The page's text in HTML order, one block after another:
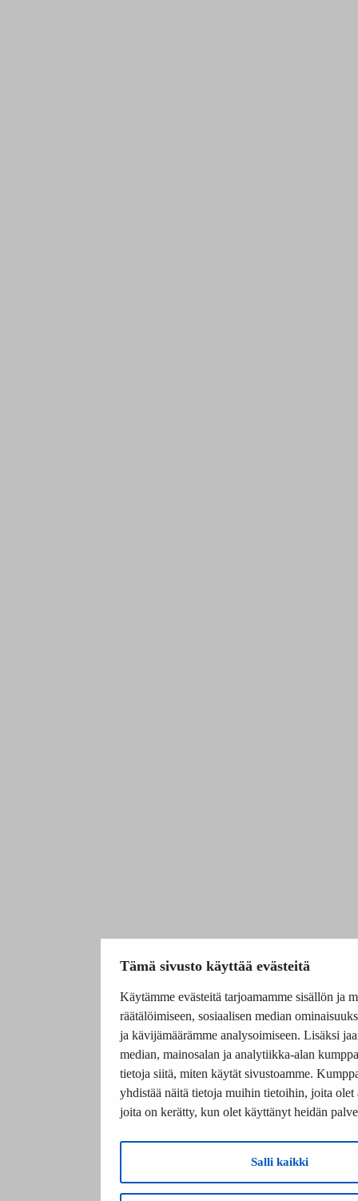
Tämä sivusto käyttää evästeitä
Käytämme evästeitä tarjoamamme sisällön ja
räätälöimiseen, sosiaalisen median
ja kävijämäärämme analysoimiseen. Lisäksi
median, mainosalan ja analytiikka-alan
tietoja siitä, miten käytät sivustoamme.
yhdistää näitä tietoja muihin tietoihin, joita olet
joita on kerätty, kun olet käyttänyt heidän
Salli kaikki